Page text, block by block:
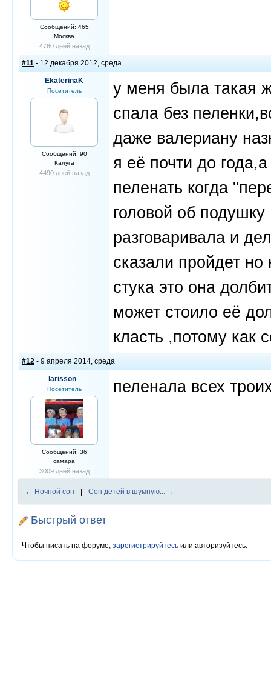
Сообщений: 465
Москва
4780 дней назад
#11 - 12 декабря 2012, среда
EkaterinaK
Посетитель
Сообщений: 90
Калуга
4490 дней назад
у меня была такая
спала без
даже валериану
я её почти до
пеленать когда
головой об
разговаривала и
сказали пройдет
стука это она
может стоило её
класть ,потому как
#12 - 9 апреля 2014, среда
larisson_
Посетитель
Сообщений: 36
самара
3009 дней назад
пеленала всех
← Ночной сон Сон детей в шумную... →
Быстрый ответ
Чтобы писать на форуме, зарегистрируйтесь или авторизуйтесь.